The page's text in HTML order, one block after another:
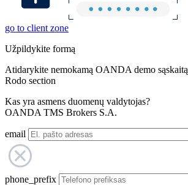
go to client zone
Užpildykite formą
Atidarykite nemokamą OANDA demo sąskaitą
Rodo section
Kas yra asmens duomenų valdytojas?
OANDA TMS Brokers S.A.
email
phone_prefix